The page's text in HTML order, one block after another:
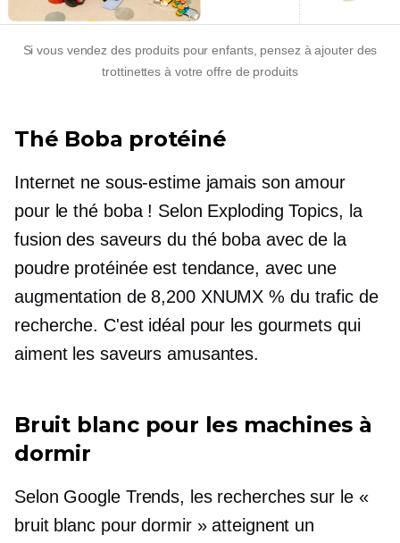
Si vous vendez des produits pour enfants, pensez à ajouter des
trottinettes à votre offre de produits
Thé Boba protéiné
Internet ne sous-estime jamais son amour
pour le thé boba ! Selon Exploding Topics, la
fusion des saveurs du thé boba avec de la
poudre protéinée est tendance, avec une
augmentation de 8,200 XNUMX % du trafic de
recherche. C'est idéal pour les gourmets qui
aiment les saveurs amusantes.
Bruit blanc pour les machines à
dormir
Selon Google Trends, les recherches sur le «
bruit blanc pour dormir » atteignent un